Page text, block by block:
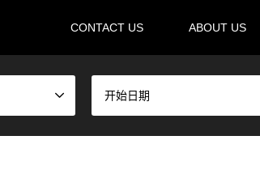
CONTACT US ABOUT US
开始日期